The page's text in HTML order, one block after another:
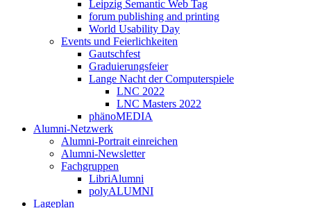
Leipzig Semantic Web Tag
forum publishing and printing
World Usability Day
Events und Feierlichkeiten
Gautschfest
Graduierungsfeier
Lange Nacht der Computerspiele
LNC 2022
LNC Masters 2022
phänoMEDIA
Alumni-Netzwerk
Alumni-Portrait einreichen
Alumni-Newsletter
Fachgruppen
LibriAlumni
polyALUMNI
Lageplan